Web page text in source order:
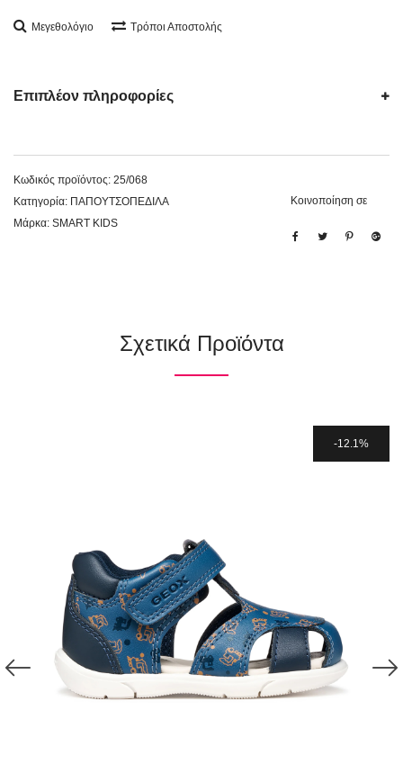
Μεγεθολόγιο Τρόποι Αποστολής
Επιπλέον πληροφορίες
Κωδικός προϊόντος: 25/068
Κατηγορία: ΠΑΠΟΥΤΣΟΠΕΔΙΛΑ
Μάρκα: SMART KIDS
Κοινοποίηση σε
Σχετικά Προϊόντα
12.1%